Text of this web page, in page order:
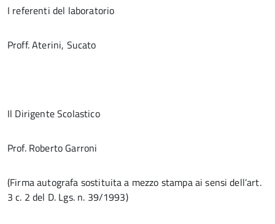
I referenti del laboratorio
Proff. Aterini, Sucato
Il Dirigente Scolastico
Prof. Roberto Garroni
(Firma autografa sostituita a mezzo stampa ai sensi dell’art.
3 c. 2 del D. Lgs. n. 39/1993)